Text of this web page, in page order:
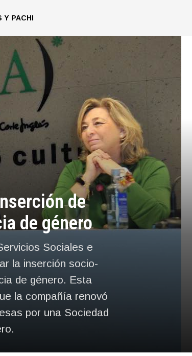
Y PACHI
de
de género
Sociales e
la inserción socio-
de género. Esta
la compañía renovó
por una Sociedad